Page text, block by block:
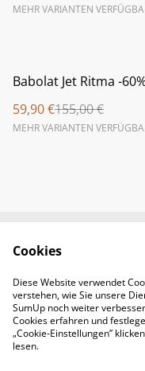
MEHR VARIANTEN
%
Babolat Jet Ritma -
59,90 €155,00 €
MEHR VARIANTEN
Legal
Cookies
Diese Website verwendet
verstehen, wie Sie unsere
SumUp noch weiter
Cookies erfahren und
„Cookie-Einstellungen”
lesen.